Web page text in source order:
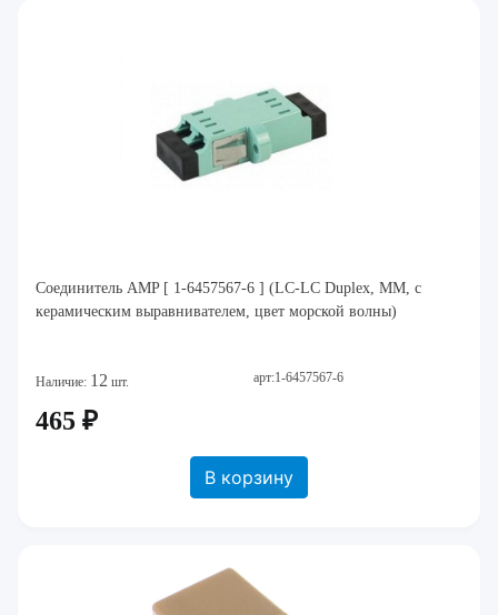
Соединитель AMP [ 1-6457567-6 ] (LC-LC Duplex, ММ, с
керамическим выравнивателем, цвет морской волны)
Наличие: 12 шт. арт:1-6457567-6
465 ₽
В корзину